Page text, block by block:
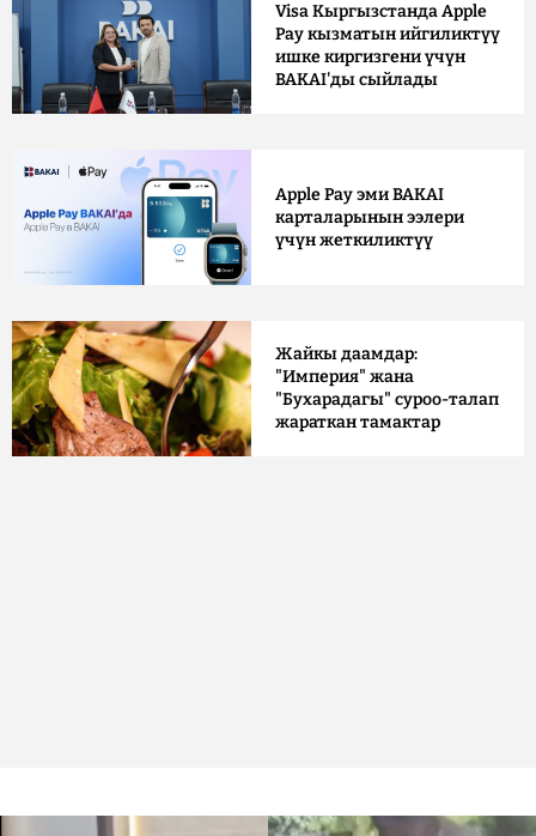
Visa Кыргызстанда Apple
Pay кызматын ийгиликтүү
ишке киргизгени үчүн
BAKAI'ды сыйлады
Apple Pay эми BAKAI
карталарынын ээлери
үчүн жеткиликтүү
Жайкы даамдар:
"Империя" жана
"Бухарадагы" суроо-талап
жараткан тамактар